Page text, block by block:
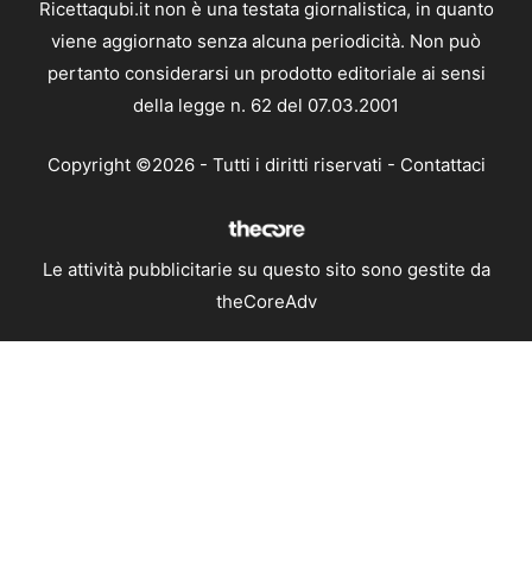
Ricettaqubi.it non è una testata giornalistica, in quanto
viene aggiornato senza alcuna periodicità. Non può
pertanto considerarsi un prodotto editoriale ai sensi
della legge n. 62 del 07.03.2001
Copyright ©2026 - Tutti i diritti riservati - Contattaci
Le attività pubblicitarie su questo sito sono gestite da
theCoreAdv